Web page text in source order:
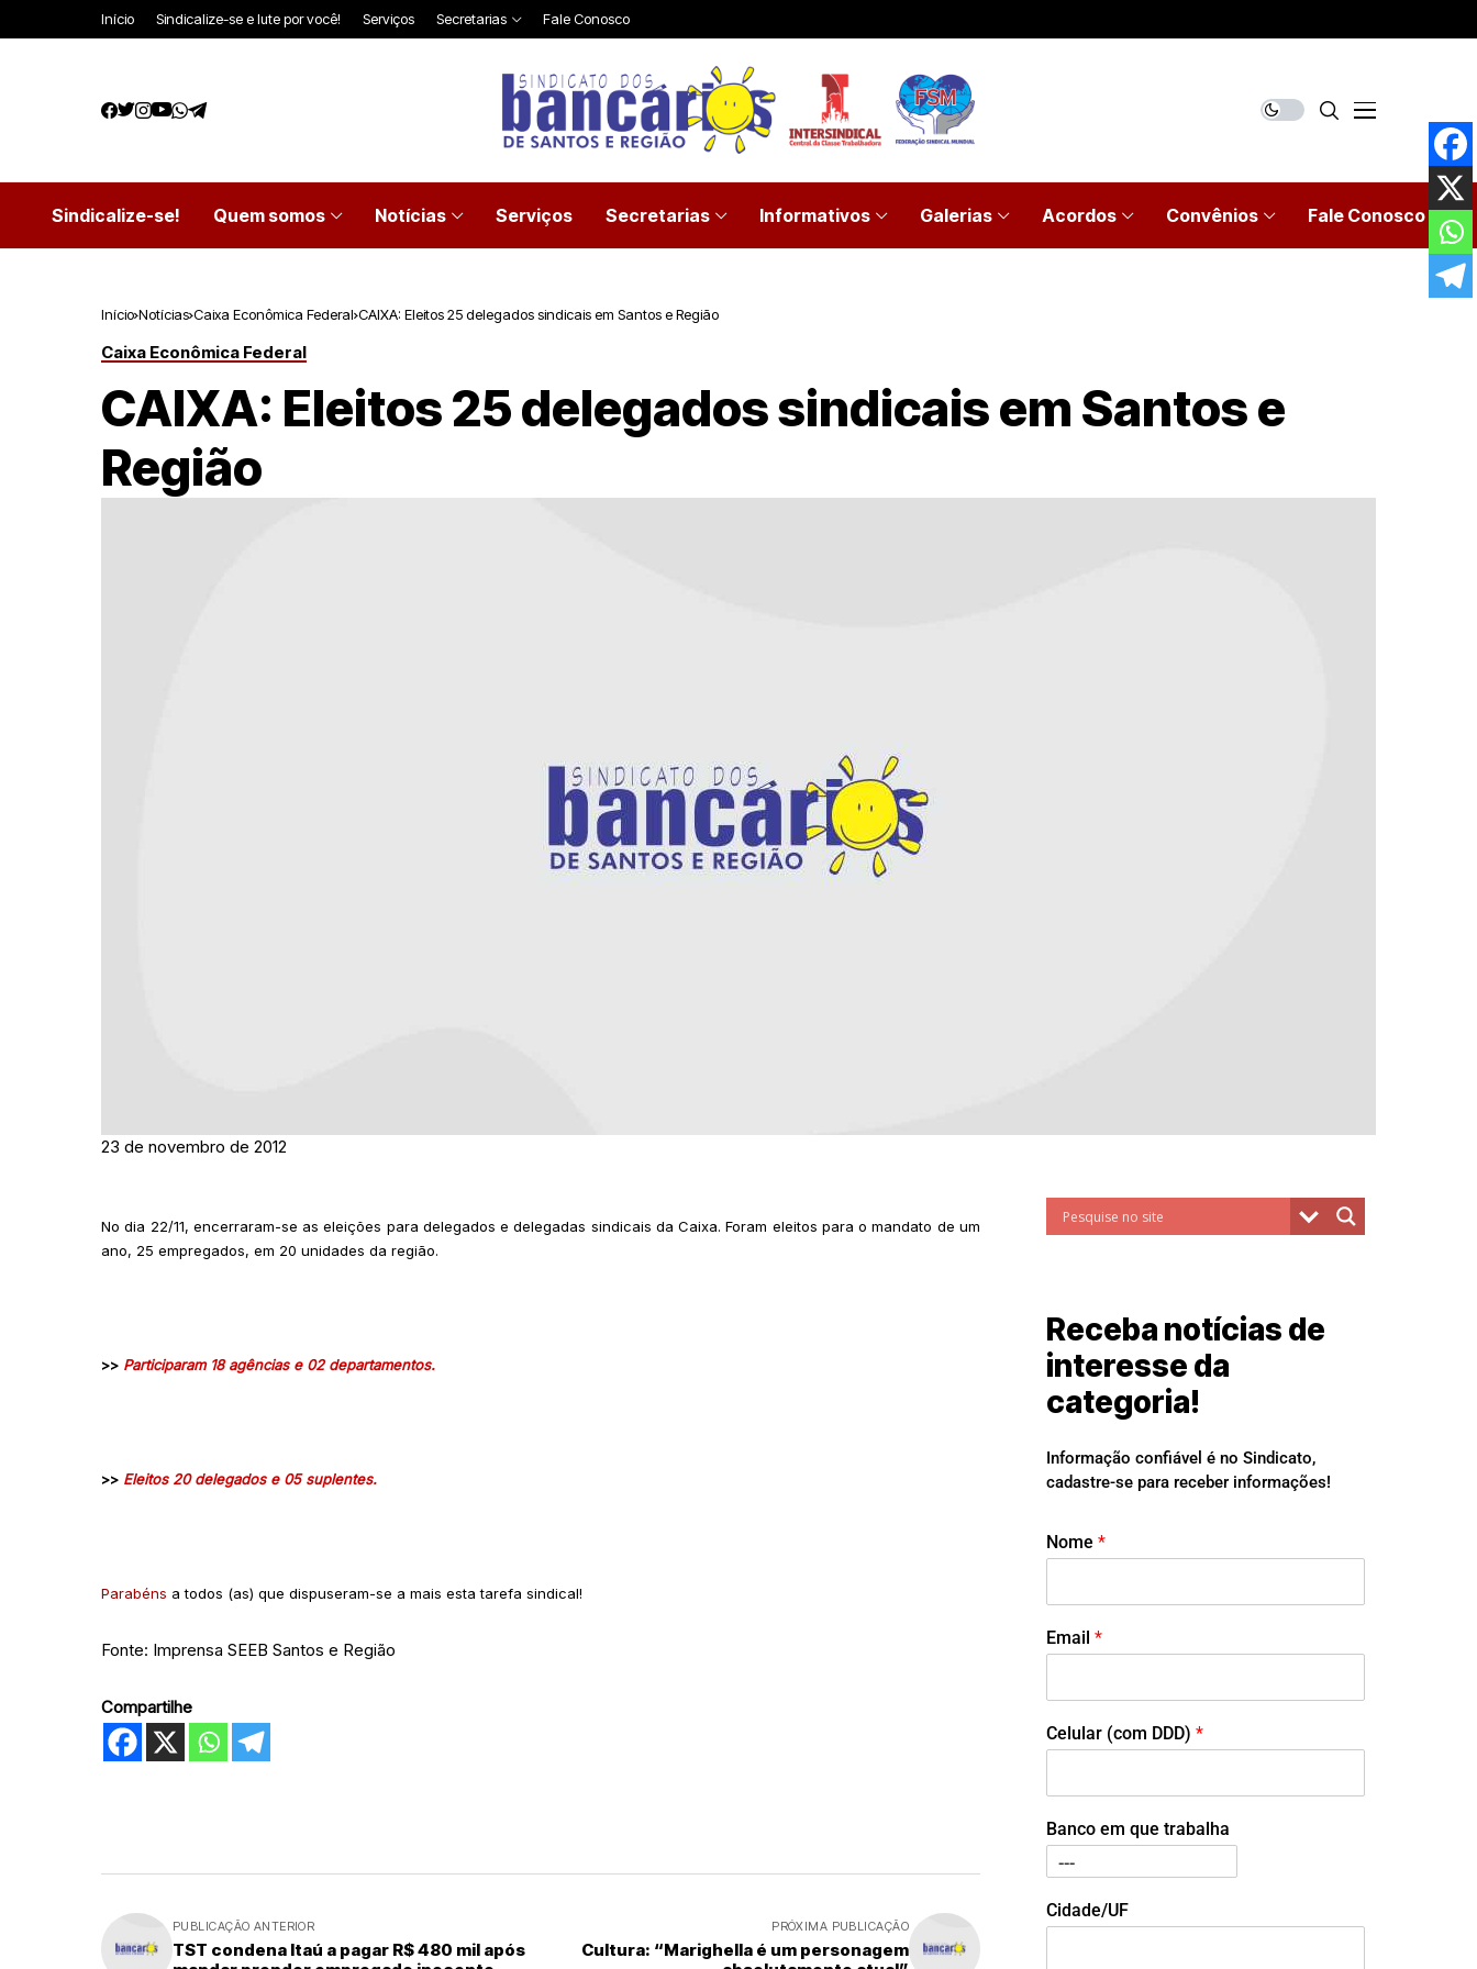
Início Sindicalize-se e lute por você! Serviços Secretarias Fale Conosco
Sindicalize-se! Quem somos Notícias Serviços Secretarias Informativos Galerias Acordos Convênios Fale Conosco
Início Notícias Caixa Econômica Federal CAIXA: Eleitos 25 delegados sindicais em Santos e Região
Caixa Econômica Federal
CAIXA: Eleitos 25 delegados sindicais em Santos e
Região
23 de novembro de 2012
No dia 22/11, encerraram-se as eleições para delegados e delegadas sindicais da Caixa. Foram eleitos para o mandato de um
ano, 25 empregados, em 20 unidades da região.
>> Participaram 18 agências e 02 departamentos.
>> Eleitos 20 delegados e 05 suplentes.
Parabéns a todos (as) que dispuseram-se a mais esta tarefa sindical!
Fonte: Imprensa SEEB Santos e Região
Compartilhe
PUBLICAÇÃO ANTERIOR
TST condena Itaú a pagar R$ 480 mil após
PRÓXIMA PUBLICAÇÃO
Cultura: “Marighella é um personagem
Receba notícias de
interesse da
categoria!
Informação confiável é no Sindicato,
cadastre-se para receber informações!
Nome *
Email *
Celular (com DDD) *
Banco em que trabalha
Cidade/UF